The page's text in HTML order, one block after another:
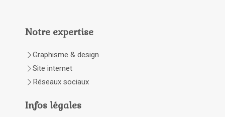
Notre expertise
Graphisme & design
Site internet
Réseaux sociaux
Infos légales